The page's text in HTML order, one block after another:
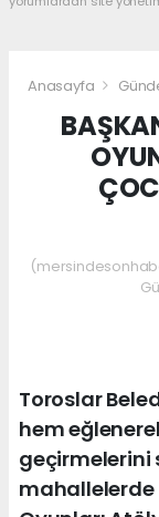
Anasayfa
Toroslar
hem
geçirmelerini
mahallelerde